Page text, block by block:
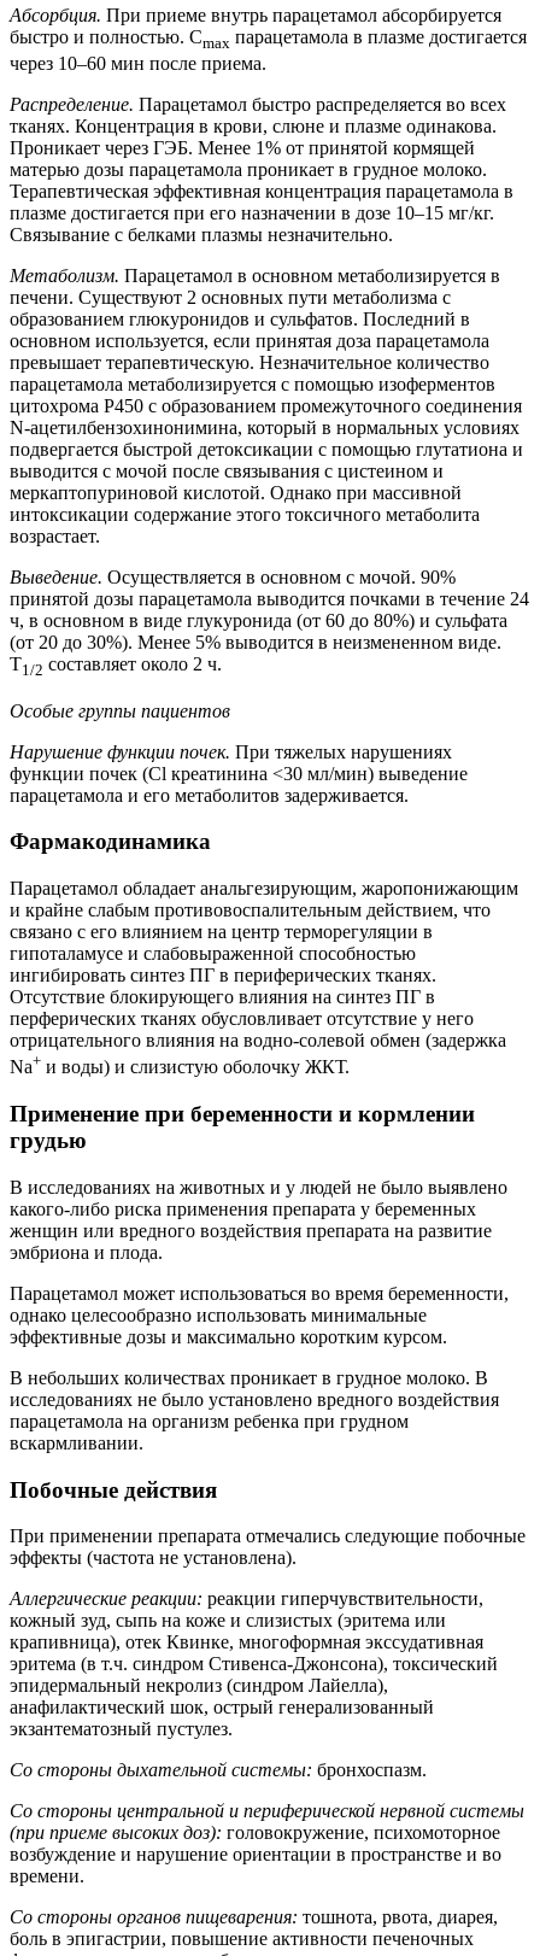
Абсорбция. При приеме внутрь парацетамол абсорбируется
быстро и полностью. Cmax парацетамола в плазме достигается
через 10–60 мин после приема.
Распределение. Парацетамол быстро распределяется во всех
тканях. Концентрация в крови, слюне и плазме одинакова.
Проникает через ГЭБ. Менее 1% от принятой кормящей
матерью дозы парацетамола проникает в грудное молоко.
Терапевтическая эффективная концентрация парацетамола в
плазме достигается при его назначении в дозе 10–15 мг/кг.
Связывание с белками плазмы незначительно.
Метаболизм. Парацетамол в основном метаболизируется в
печени. Существуют 2 основных пути метаболизма с
образованием глюкуронидов и сульфатов. Последний в
основном используется, если принятая доза парацетамола
превышает терапевтическую. Незначительное количество
парацетамола метаболизируется с помощью изоферментов
цитохрома Р450 с образованием промежуточного соединения
N-ацетилбензохинонимина, который в нормальных условиях
подвергается быстрой детоксикации с помощью глутатиона и
выводится с мочой после связывания с цистеином и
меркаптопуриновой кислотой. Однако при массивной
интоксикации содержание этого токсичного метаболита
возрастает.
Выведение. Осуществляется в основном с мочой. 90%
принятой дозы парацетамола выводится почками в течение 24
ч, в основном в виде глукуронида (от 60 до 80%) и сульфата
(от 20 до 30%). Менее 5% выводится в неизмененном виде.
T1/2 составляет около 2 ч.
Особые группы пациентов
Нарушение функции почек. При тяжелых нарушениях
функции почек (Cl креатинина <30 мл/мин) выведение
парацетамола и его метаболитов задерживается.
Фармакодинамика
Парацетамол обладает анальгезирующим, жаропонижающим
и крайне слабым противовоспалительным действием, что
связано с его влиянием на центр терморегуляции в
гипоталамусе и слабовыраженной способностью
ингибировать синтез ПГ в периферических тканях.
Отсутствие блокирующего влияния на синтез ПГ в
перферических тканях обусловливает отсутствие у него
отрицательного влияния на водно-солевой обмен (задержка
Na+ и воды) и слизистую оболочку ЖКТ.
Применение при беременности и кормлении
грудью
В исследованиях на животных и у людей не было выявлено
какого-либо риска применения препарата у беременных
женщин или вредного воздействия препарата на развитие
эмбриона и плода.
Парацетамол может использоваться во время беременности,
однако целесообразно использовать минимальные
эффективные дозы и максимально коротким курсом.
В небольших количествах проникает в грудное молоко. В
исследованиях не было установлено вредного воздействия
парацетамола на организм ребенка при грудном
вскармливании.
Побочные действия
При применении препарата отмечались следующие побочные
эффекты (частота не установлена).
Аллергические реакции: реакции гиперчувствительности,
кожный зуд, сыпь на коже и слизистых (эритема или
крапивница), отек Квинке, многоформная экссудативная
эритема (в т.ч. синдром Стивенcа-Джонсона), токсический
эпидермальный некролиз (синдром Лайелла),
анафилактический шок, острый генерализованный
экзантематозный пустулез.
Со стороны дыхательной системы: бронхоспазм.
Со стороны центральной и периферической нервной системы
(при приеме высоких доз): головокружение, психомоторное
возбуждение и нарушение ориентации в пространстве и во
времени.
Со стороны органов пищеварения: тошнота, рвота, диарея,
боль в эпигастрии, повышение активности печеночных